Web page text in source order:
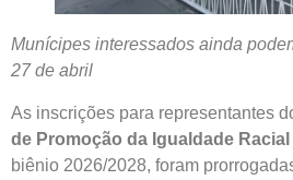
Munícipes interessados ainda
27 de abril
As inscrições para representantes
de Promoção da Igualdade Racial
biênio 2026/2028, foram